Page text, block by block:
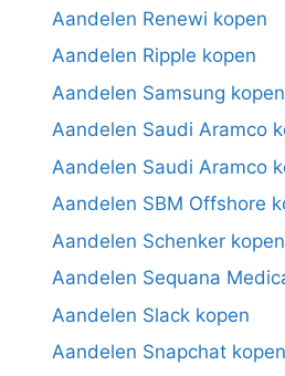
Aandelen Renewi kopen
Aandelen Ripple kopen
Aandelen Samsung kopen
Aandelen Saudi Aramco
Aandelen Saudi Aramco
Aandelen SBM Offshore
Aandelen Schenker kopen
Aandelen Sequana
Aandelen Slack kopen
Aandelen Snapchat kopen